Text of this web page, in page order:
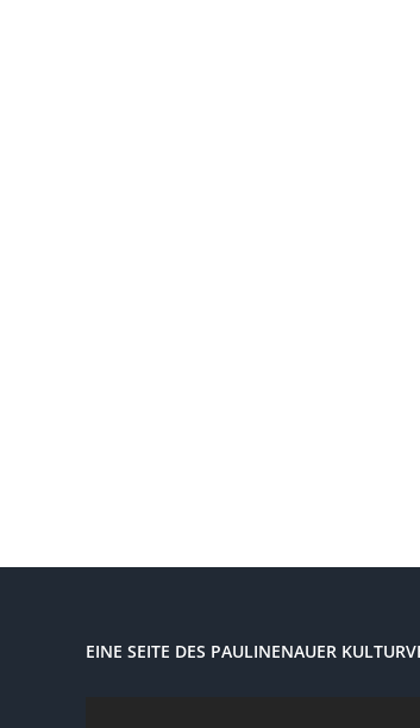
EINE SEITE DES PAULINENAUER